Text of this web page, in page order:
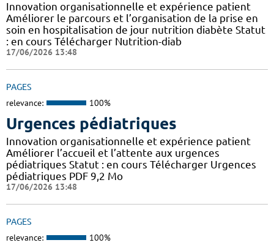
Innovation organisationnelle et expérience patient
Améliorer le parcours et l’organisation de la prise en
soin en hospitalisation de jour nutrition diabète Statut
: en cours Télécharger Nutrition-diab
17/06/2026 13:48
PAGES
relevance: 100%
Urgences pédiatriques
Innovation organisationnelle et expérience patient
Améliorer l’accueil et l’attente aux urgences
pédiatriques Statut : en cours Télécharger Urgences
pédiatriques PDF 9,2 Mo
17/06/2026 13:48
PAGES
relevance: 100%